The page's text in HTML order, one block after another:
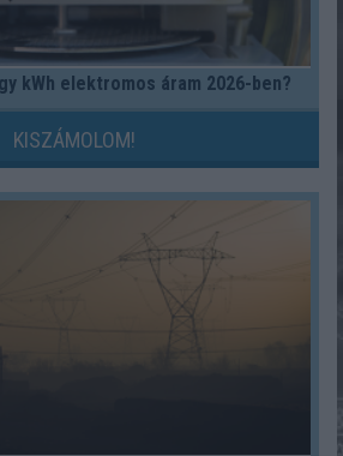
kWh elektromos áram 2026-ben?
KISZÁMOLOM!